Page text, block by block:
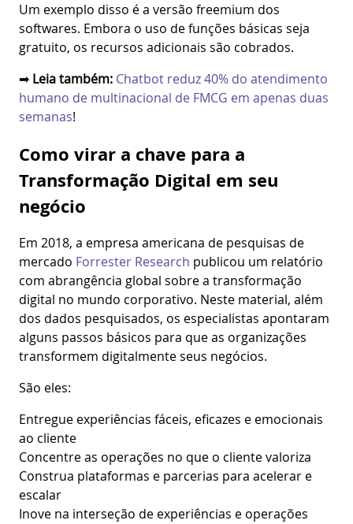
Um exemplo disso é a versão freemium dos
softwares. Embora o uso de funções básicas seja
gratuito, os recursos adicionais são cobrados.
➡ Leia também: Chatbot reduz 40% do atendimento
humano de multinacional de FMCG em apenas duas
semanas!
Como virar a chave para a
Transformação Digital em seu
negócio
Em 2018, a empresa americana de pesquisas de
mercado Forrester Research publicou um relatório
com abrangência global sobre a transformação
digital no mundo corporativo. Neste material, além
dos dados pesquisados, os especialistas apontaram
alguns passos básicos para que as organizações
transformem digitalmente seus negócios.
São eles:
Entregue experiências fáceis, eficazes e emocionais
ao cliente
Concentre as operações no que o cliente valoriza
Construa plataformas e parcerias para acelerar e
escalar
Inove na interseção de experiências e operações